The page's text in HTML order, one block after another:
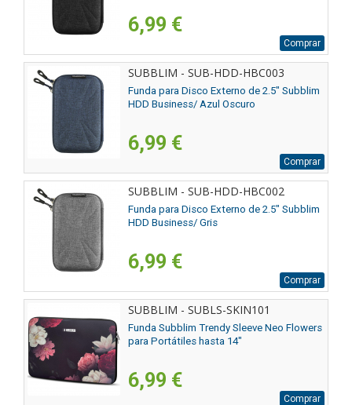
6,99 €
Comprar
SUBBLIM - SUB-HDD-HBC003
Funda para Disco Externo de 2.5" Subblim
HDD Business/ Azul Oscuro
6,99 €
Comprar
SUBBLIM - SUB-HDD-HBC002
Funda para Disco Externo de 2.5" Subblim
HDD Business/ Gris
6,99 €
Comprar
SUBBLIM - SUBLS-SKIN101
Funda Subblim Trendy Sleeve Neo Flowers
para Portátiles hasta 14"
6,99 €
Comprar